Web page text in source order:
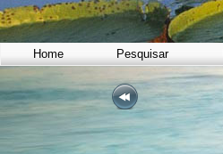
Home Pesquisar